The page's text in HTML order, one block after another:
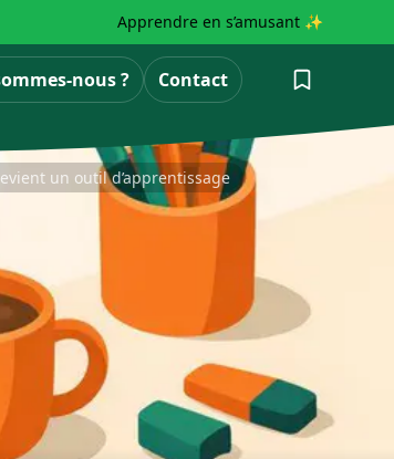
Apprendre en s’amusant ✨
nous ? Contact
un outil d’apprentissage